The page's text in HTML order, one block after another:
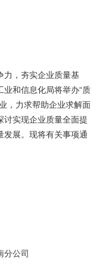
，夯实企业质量基
和信息化局将举办“质
，力求帮助企业求解面
讨实现企业质量全面提
展。现将有关事项通
分公司